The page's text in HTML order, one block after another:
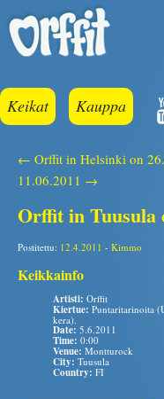
Keikat Kauppa
← Orffit in Helsinki on
11.06.2011 →
Orffit in Tuusula
Postitettu: 12.4.2011 - Kimmo
Keikkainfo
Artisti: Orffit
Kiertue: Puntaritarinoita
kera).
Date: 5.6.2011
Time: 0:00
Venue: Montturock
City: Tuusula
Country: FI